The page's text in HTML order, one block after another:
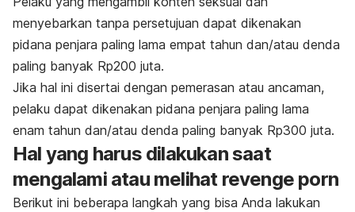
menyebarkan tanpa persetujuan dapat dikenakan
pidana penjara paling lama empat tahun dan/atau denda
paling banyak Rp200 juta.
Jika hal ini disertai dengan pemerasan atau ancaman,
pelaku dapat dikenakan pidana penjara paling lama
enam tahun dan/atau denda paling banyak Rp300 juta.
Hal yang harus dilakukan saat
mengalami atau melihat revenge porn
Berikut ini beberapa langkah yang bisa Anda lakukan